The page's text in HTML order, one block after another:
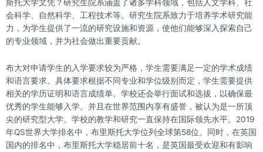
斯托大学文凭？研究生院系涵盖了诸多学科领域，包括人文学科、社
会科学、自然科学、工程技术等。研究生院系致力于培养学术研究能
力，为学生提供了一流的研究设施和资源，使他们能够深入探索自己
的专业领域，并为社会做出重要贡献。
布大对申请学生的入学要求较为严格，学生需要满足一定的学术成绩
和语言要求。具体要求根据不同专业和学位级别而定，学生需要提供
相关的学历证明和语言成绩单。学校还会举行面试和选拔，以确保最
优秀的学生能够入学。并且在世界范围内享有盛誉，被认为是一所顶
尖的研究型大学。学校的教学和研究一直保持在国际领先水平。2019
年QS世界大学排名中，布里斯托大学位列全球第58位。同时，在英国
国内的排名中，布里斯托大学稳居前十名，是英国最受欢迎和有影响